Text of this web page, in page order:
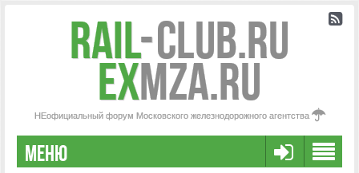
Rail-Club.RU
exMZA.RU
НЕофициальный форум Московского железнодорожного агентства
МЕНЮ